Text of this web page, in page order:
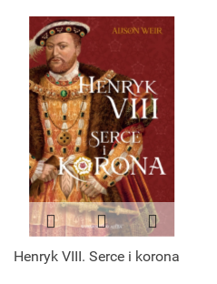
Henryk VIII. Serce i korona